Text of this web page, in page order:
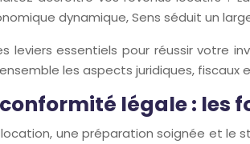
dynamique, Sens séduit un
leviers essentiels pour réussir
les aspects juridiques,
légale : les
une préparation soignée et le